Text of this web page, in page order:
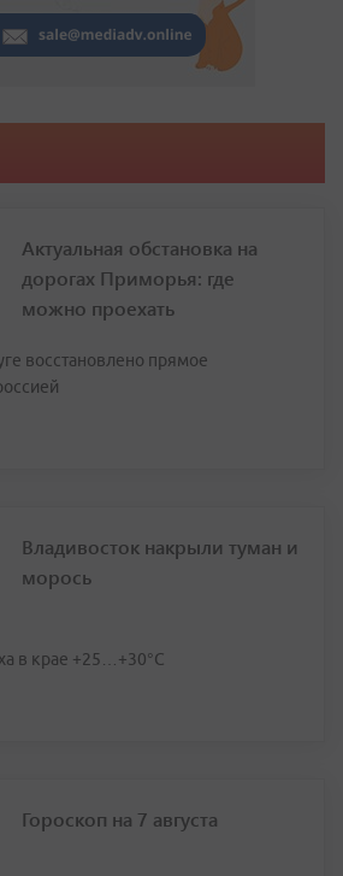
Актуальная обстановка на
дорогах Приморья: где
можно проехать
восстановлено прямое
Владивосток накрыли туман и
морось
в крае +25…+30°C
Гороскоп на 7 августа